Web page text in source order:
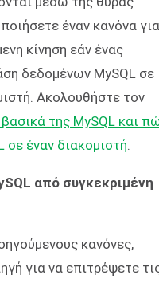
έναν κανόνα για
κίνηση εάν ένας
δεδομένων MySQL σε
Ακολουθήστε τον
της MySQL και
σε έναν διακομιστή
από συγκεκριμένη
κανόνες,
για να επιτρέψετε